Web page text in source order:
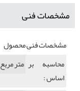
مشخصات فنی
مشخصات فنی محصول
محاسبه بر
اساس :
متر مربع